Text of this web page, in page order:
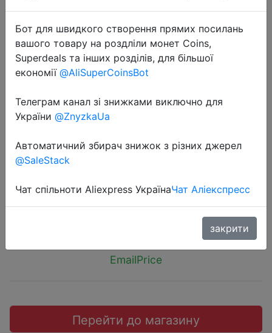
Xiaomi Mi TV Box 2GB RAM+ 8GB
ROM Official International Version
$49.99
EmailPrice
Перейти до магазину
Бот для швидкого створення прямих посилань
вашого товару на роздліли монет Coins,
Superdeals та інших розділів, для більшої
економії @AliSuperCoinsBot
Телеграм канал зі знижками виключно для
України @ZnyzkaUa
Автоматичний збирач знижок з різних джерел
@SaleStack
Чат спільноти Aliexpress УкраїнаЧат Аліекспресс
закрити